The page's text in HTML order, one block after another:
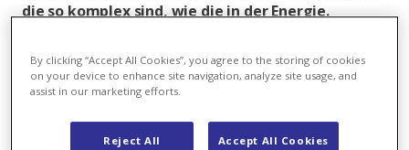
die so komplex sind, wie die in der Energie.
Sandro Renggli
By clicking “Accept All Cookies”, you agree to the storing of cookies
on your device to enhance site navigation, analyze site usage, and
assist in our marketing efforts.
Reject All Accept All Cookies